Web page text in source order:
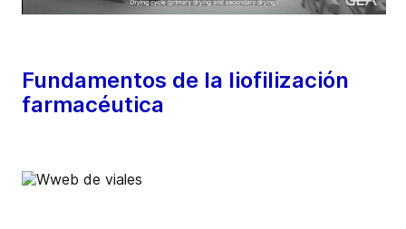
Fundamentos de la liofilización
farmacéutica